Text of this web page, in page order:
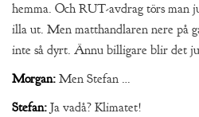
hemma. Och RUT-avdrag törs man
illa ut. Men matthandlaren nere på
inte så dyrt. Ännu billigare blir det
Morgan: Men Stefan …
Stefan: Ja vadå? Klimatet!